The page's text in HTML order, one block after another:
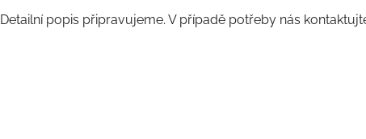
Detailní popis připravujeme. V případě potřeby nás